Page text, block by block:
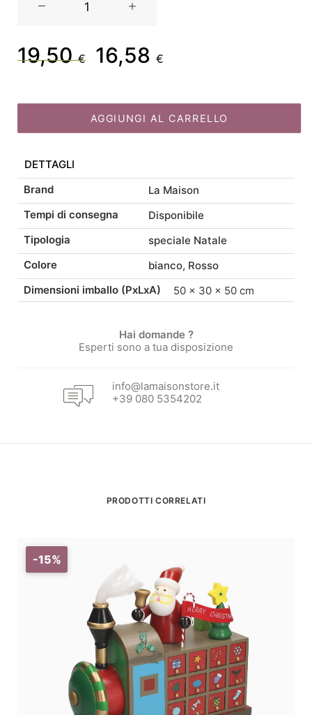
festone
stelle
cm
Disponibile
in
colori
quantità
19,50€
19,50 €.
16,58 €
16,58 €.
AGGIUNGI AL CARRELLO
DETTAGLI
Brand
La Maison
Tempi di consegna
Disponibile
Tipologia
speciale Natale
Colore
bianco, Rosso
Dimensioni imballo (PxLxA)
50 × 30 × 50 cm
Hai domande ?
Esperti sono a tua disposizione
info@lamaisonstore.it
+39 080 5354202
PRODOTTI CORRELATI
-15%